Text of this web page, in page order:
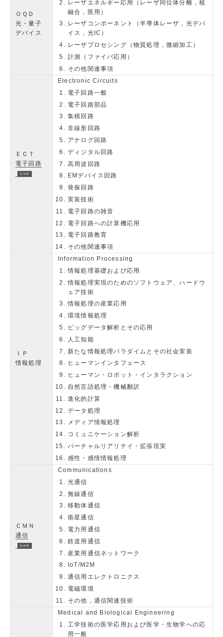
ＯＱＤ
光・量子
デバイス
レーザエネルギー応用（レーザ同位体分離，核
融合，医用）
レーザコンポーネント（半導体レーザ，光デバ
イス，光IC）
レーザプロセシング（物質処理，微細加工）
計測（ファイバ応用）
その他関連事項
ＥＣＴ
電子回路
Electronic Circuits
電子回路一般
電子回路部品
集積回路
非線形回路
アナログ回路
ディジタル回路
高周波回路
EMデバイス回路
発振回路
実装技術
電子回路の雑音
電子回路への計算機応用
電子回路教育
その他関連事項
ＩＰ
情報処理
Information Processing
情報処理基礎および応用
情報処理実現のためのソフトウェア、ハードウ
ェア技術
情報処理の産業応用
環境情報処理
ビッグデータ解析とその応用
人工知能
新たな情報処理パラダイムとその社会実装
ヒューマンインタフェース
ヒューマン・ロボット・インタラクション
自然言語処理・機械翻訳
進化的計算
データ処理
メディア情報処理
コミュニケーション解析
バーチャルリアリテイ・拡張現実
感性・感情情報処理
ＣＭＮ
通信
Communications
光通信
無線通信
移動体通信
衛星通信
電力用通信
鉄道用通信
産業用通信ネットワーク
IoT/M2M
通信用エレクトロニクス
電磁環境
その他，通信関連技術
Medical and Biological Engineering
工学技術の医学応用および医学・生物学への応
用一般